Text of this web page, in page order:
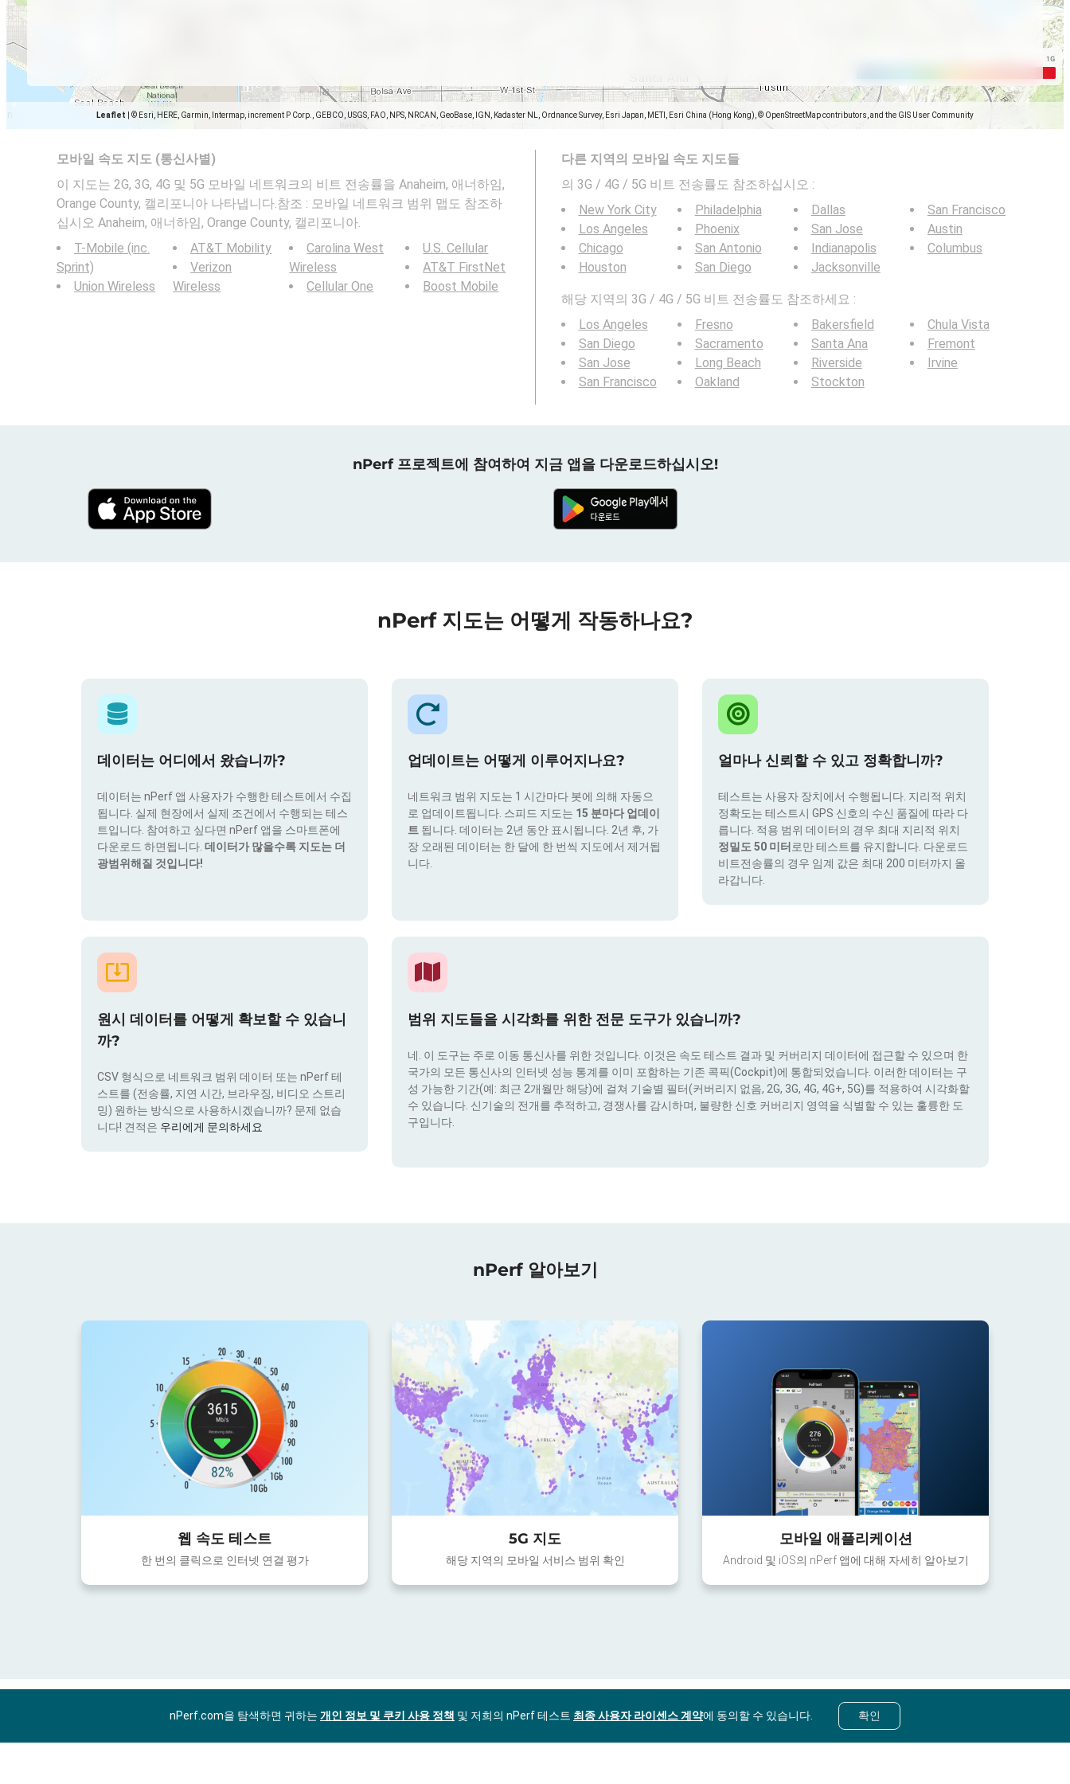
Leaflet © Esri, HERE, Garmin, Intermap, increment P Corp., GEBCO, USGS, FAO, NPS, NRCAN, GeoBase, IGN, Kadaster NL, Ordnance Survey, Esri Japan, METI, Esri China (Hong Kong), © OpenStreetMap contributors, and the GIS User Community
모바일 속도 지도 (통신사별)
이 지도는 2G, 3G, 4G 및 5G 모바일 네트워크의 비트 전송률을 Anaheim, 애너하임,
Orange County, 캘리포니아 나타냅니다.참조 : 모바일 네트워크 범위 맵도 참조하
십시오 Anaheim, 애너하임, Orange County, 캘리포니아.
T-Mobile (inc.
Sprint)
Union Wireless
AT&T Mobility
Verizon
Wireless
Carolina West
Wireless
Cellular One
U.S. Cellular
AT&T FirstNet
Boost Mobile
다른 지역의 모바일 속도 지도들
의 3G / 4G / 5G 비트 전송률도 참조하십시오 :
New York City
Los Angeles
Chicago
Houston
Philadelphia
Phoenix
San Antonio
San Diego
Dallas
San Jose
Indianapolis
Jacksonville
San Francisco
Austin
Columbus
해당 지역의 3G / 4G / 5G 비트 전송률도 참조하세요 :
Los Angeles
San Diego
San Jose
San Francisco
Fresno
Sacramento
Long Beach
Oakland
Bakersfield
Santa Ana
Riverside
Stockton
Chula Vista
Fremont
Irvine
nPerf 프로젝트에 참여하여 지금 앱을 다운로드하십시오!
nPerf 지도는 어떻게 작동하나요?
데이터는 어디에서 왔습니까?
데이터는 nPerf 앱 사용자가 수행한 테스트에서 수집
됩니다. 실제 현장에서 실제 조건에서 수행되는 테스
트입니다. 참여하고 싶다면 nPerf 앱을 스마트폰에
다운로드 하면됩니다. 데이터가 많을수록 지도는 더
광범위해질 것입니다!
업데이트는 어떻게 이루어지나요?
네트워크 범위 지도는 1 시간마다 봇에 의해 자동으
로 업데이트됩니다. 스피드 지도는 15 분마다 업데이
트 됩니다. 데이터는 2년 동안 표시됩니다. 2년 후, 가
장 오래된 데이터는 한 달에 한 번씩 지도에서 제거됩
니다.
얼마나 신뢰할 수 있고 정확합니까?
테스트는 사용자 장치에서 수행됩니다. 지리적 위치
정확도는 테스트시 GPS 신호의 수신 품질에 따라 다
릅니다. 적용 범위 데이터의 경우 최대 지리적 위치
정밀도 50 미터 로만 테스트를 유지합니다. 다운로드
비트전송률의 경우 임계 값은 최대 200 미터까지 올
라갑니다.
원시 데이터를 어떻게 확보할 수 있습니
까?
CSV 형식으로 네트워크 범위 데이터 또는 nPerf 테
스트를 (전송률, 지연 시간, 브라우징, 비디오 스트리
밍) 원하는 방식으로 사용하시겠습니까? 문제 없습
니다! 견적은 우리에게 문의하세요
범위 지도들을 시각화를 위한 전문 도구가 있습니까?
네. 이 도구는 주로 이동 통신사를 위한 것입니다. 이것은 속도 테스트 결과 및 커버리지 데이터에 접근할 수 있으며 한
국가의 모든 통신사의 인터넷 성능 통계를 이미 포함하는 기존 콕픽(Cockpit)에 통합되었습니다. 이러한 데이터는 구
성 가능한 기간(예: 최근 2개월만 해당)에 걸쳐 기술별 필터(커버리지 없음, 2G, 3G, 4G, 4G+, 5G)를 적용하여 시각화할
수 있습니다. 신기술의 전개를 추적하고, 경쟁사를 감시하며, 불량한 신호 커버리지 영역을 식별할 수 있는 훌륭한 도
구입니다.
nPerf 알아보기
웹 속도 테스트
한 번의 클릭으로 인터넷 연결 평가
5G 지도
해당 지역의 모바일 서비스 범위 확인
모바일 애플리케이션
Android 및 iOS의 nPerf 앱에 대해 자세히 알아보기
nPerf.com을 탐색하면 귀하는 개인 정보 및 쿠키 사용 정책 및 저희의 nPerf 테스트 최종 사용자 라이센스 계약에 동의할 수 있습니다. 확인